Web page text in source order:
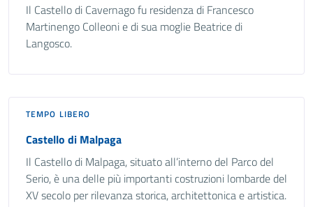
Il Castello di Cavernago fu residenza di Francesco
Martinengo Colleoni e di sua moglie Beatrice di
Langosco.
TEMPO LIBERO
Castello di Malpaga
Il Castello di Malpaga, situato all’interno del Parco del
Serio, è una delle più importanti costruzioni lombarde del
XV secolo per rilevanza storica, architettonica e artistica.